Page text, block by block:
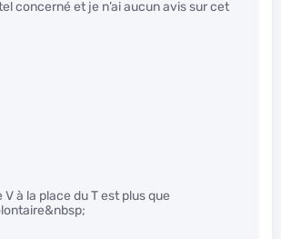
concerné et je n’ai aucun avis sur cet
V à la place du T est plus que